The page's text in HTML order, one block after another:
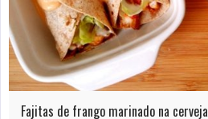
Fajitas de frango marinado na cerveja